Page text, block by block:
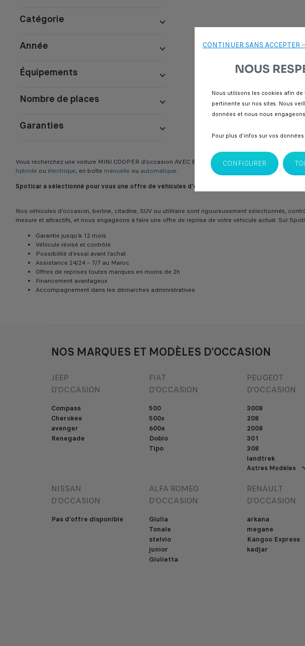
Catégorie
Année
Équipements
Nombre de places
Garanties
Vous recherchez une voiture MINI COOPER d’occasion AVEC BLUETOOTH? Découvrez sur Spoticar
hybride ou électrique, en boîte manuelle ou automatique.
Spoticar a sélectionné pour vous une offre de véhicules d'occasion toutes marques confondues
Nos véhicules d’occasion, berline, citadine, SUV ou utilitaire sont rigoureusement sélectionnés,
mesure et attractifs, et nous engageons à faire une offre de reprise de votre véhicule actuel. Sur
Garantie jusqu’à 12 mois
Véhicule révisé et contrôlé
Possibilité d’essai avant l’achat
Assistance 24/24 – 7/7 au Maroc
Offres de reprises toutes marques en moins de 2h
Financement avantageux
Accompagnement dans les démarches administratives
NOS MARQUES ET MODÈLES D'OCCASION
JEEP
D'OCCASION
Compass
Cherokee
avenger
Renegade
FIAT
D'OCCASION
500
500x
600e
Doblo
Tipo
PEUGEOT
D'OCCASION
3008
208
2008
301
308
landtrek
Autres Modèles
NISSAN
D'OCCASION
Pas d'offre disponible
ALFA ROMEO
D'OCCASION
Giulia
Tonale
stelvio
junior
Giulietta
RENAULT
D'OCCASION
arkana
megane
Kangoo Express
kadjar
CONTINUER SANS ACCEPTER
NOUS
Nous utilisons les cookies afin
pertinente sur nos sites. Nous
données et nous nous
Pour plus d’infos sur vos
CONFIGURER